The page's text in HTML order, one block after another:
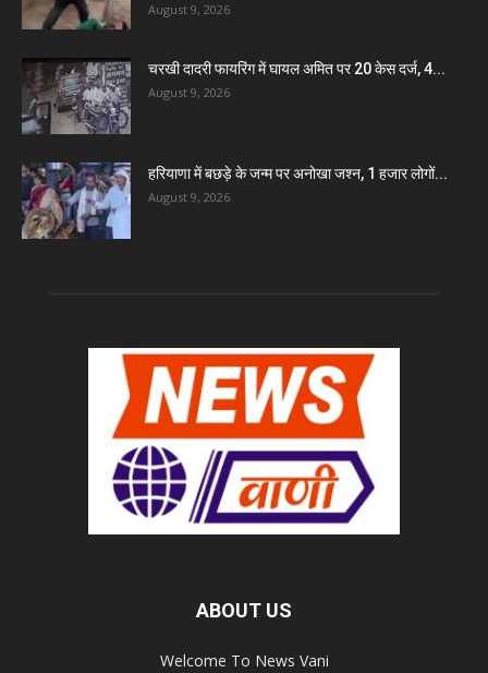
August 9, 2026
चरखी दादरी फायरिंग में घायल अमित पर 20 केस दर्ज, 4...
August 9, 2026
हरियाणा में बछड़े के जन्म पर अनोखा जश्न, 1 हजार लोगों...
August 9, 2026
ABOUT US
Welcome To News Vani